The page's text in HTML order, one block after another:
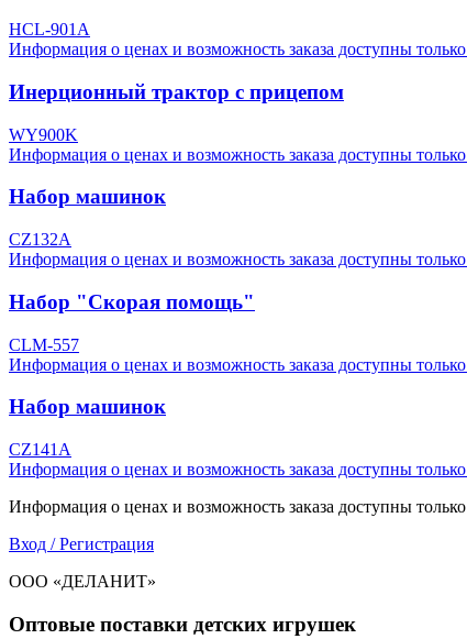
HCL-901A
Информация о ценах и возможность заказа доступны
Инерционный трактор с прицепом
WY900K
Информация о ценах и возможность заказа доступны
Набор машинок
CZ132A
Информация о ценах и возможность заказа доступны
Набор "Скорая помощь"
CLM-557
Информация о ценах и возможность заказа доступны
Набор машинок
CZ141A
Информация о ценах и возможность заказа доступны
Информация о ценах и возможность заказа доступны
Вход / Регистрация
ООО «ДЕЛАНИТ»
Оптовые поставки детских игрушек